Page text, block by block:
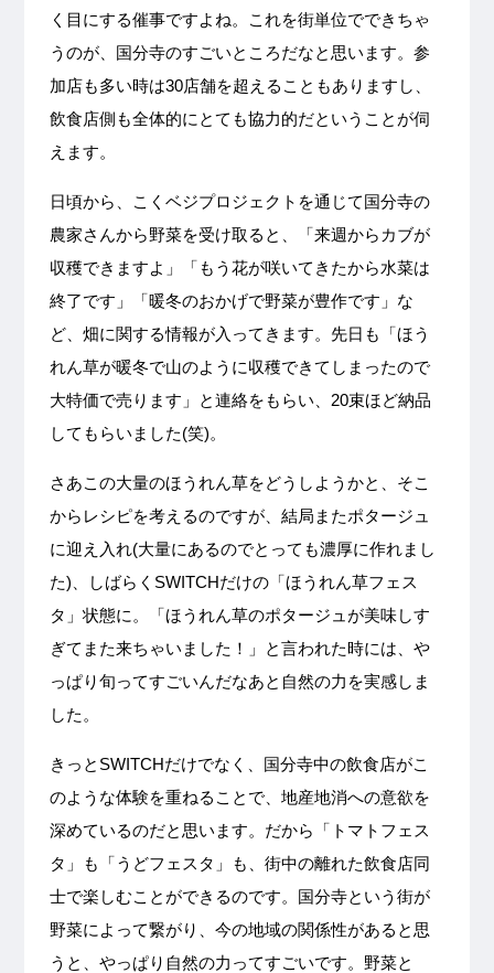
く目にする催事ですよね。これを街単位でできちゃ
うのが、国分寺のすごいところだなと思います。参
加店も多い時は30店舗を超えることもありますし、
飲食店側も全体的にとても協力的だということが伺
えます。
日頃から、こくベジプロジェクトを通じて国分寺の
農家さんから野菜を受け取ると、「来週からカブが
収穫できますよ」「もう花が咲いてきたから水菜は
終了です」「暖冬のおかげで野菜が豊作です」な
ど、畑に関する情報が入ってきます。先日も「ほう
れん草が暖冬で山のように収穫できてしまったので
大特価で売ります」と連絡をもらい、20束ほど納品
してもらいました(笑)。
さあこの大量のほうれん草をどうしようかと、そこ
からレシピを考えるのですが、結局またポタージュ
に迎え入れ(大量にあるのでとっても濃厚に作れまし
た)、しばらくSWITCHだけの「ほうれん草フェス
タ」状態に。「ほうれん草のポタージュが美味しす
ぎてまた来ちゃいました！」と言われた時には、や
っぱり旬ってすごいんだなあと自然の力を実感しま
した。
きっとSWITCHだけでなく、国分寺中の飲食店がこ
のような体験を重ねることで、地産地消への意欲を
深めているのだと思います。だから「トマトフェス
タ」も「うどフェスタ」も、街中の離れた飲食店同
士で楽しむことができるのです。国分寺という街が
野菜によって繋がり、今の地域の関係性があると思
うと、やっぱり自然の力ってすごいです。野菜と